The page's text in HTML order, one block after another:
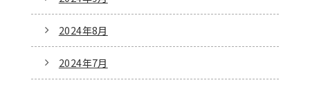
2024年8月
2024年7月